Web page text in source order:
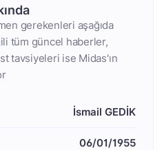
gerekenleri aşağıda
tüm güncel haberler,
tavsiyeleri ise Midas'ın
İsmail GEDİK
06/01/1955